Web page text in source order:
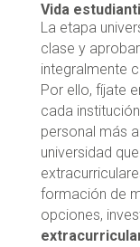
Vida
La etapa
clase y
integralmente
Por ello, fíjate
cada
personal más
universidad
formación de
opciones,